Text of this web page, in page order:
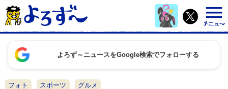
よろず～ニュースをGoogle検索でフォローする
フォト スポーツ グルメ